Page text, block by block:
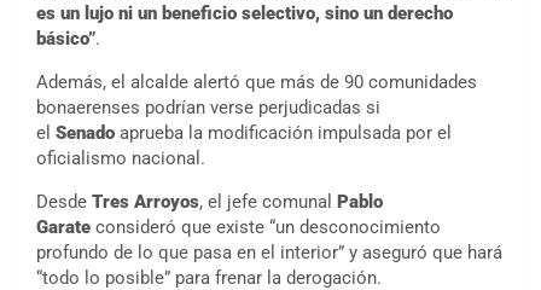
es un lujo ni un beneficio selectivo, sino un derecho
básico”.
Además, el alcalde alertó que más de 90 comunidades
bonaerenses podrían verse perjudicadas si
el Senado aprueba la modificación impulsada por el
oficialismo nacional.
Desde Tres Arroyos, el jefe comunal Pablo
Garate consideró que existe “un desconocimiento
profundo de lo que pasa en el interior” y aseguró que hará
“todo lo posible” para frenar la derogación.